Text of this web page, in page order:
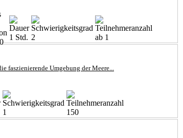
1 Std. 2 ab 1
Umgebung der Meere...
1 150